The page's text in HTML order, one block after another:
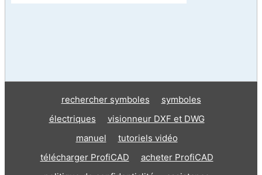
rechercher symboles
symboles
électriques
visionneur DXF et DWG
manuel
tutoriels vidéo
télécharger ProfiCAD
acheter ProfiCAD